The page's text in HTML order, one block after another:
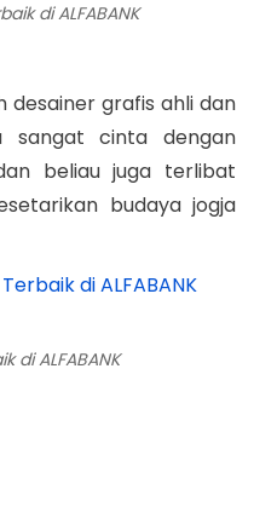
di ALFABANK
desainer grafis ahli dan
sangat cinta dengan
beliau juga terlibat
budaya jogja
di ALFABANK